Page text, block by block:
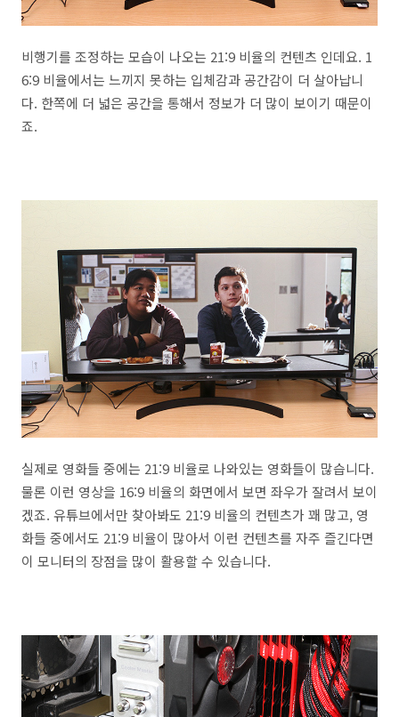
비행기를 조정하는 모습이 나오는 21:9 비율의 컨텐츠 인데요. 1
6:9 비율에서는 느끼지 못하는 입체감과 공간감이 더 살아납니
다. 한쪽에 더 넓은 공간을 통해서 정보가 더 많이 보이기 때문이
죠.
실제로 영화들 중에는 21:9 비율로 나와있는 영화들이 많습니다.
물론 이런 영상을 16:9 비율의 화면에서 보면 좌우가 잘려서 보이
겠죠. 유튜브에서만 찾아봐도 21:9 비율의 컨텐츠가 꽤 많고, 영
화들 중에서도 21:9 비율이 많아서 이런 컨텐츠를 자주 즐긴다면
이 모니터의 장점을 많이 활용할 수 있습니다.